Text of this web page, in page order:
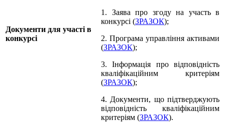
Документи для участі в
конкурсі
1. Заява про згоду на участь в
конкурсі (ЗРАЗОК);
2. Програма управління активами
(ЗРАЗОК);
3. Інформація про відповідність
кваліфікаційним критеріям
(ЗРАЗОК);
4. Документи, що підтверджують
відповідність кваліфікаційним
критеріям (ЗРАЗОК).